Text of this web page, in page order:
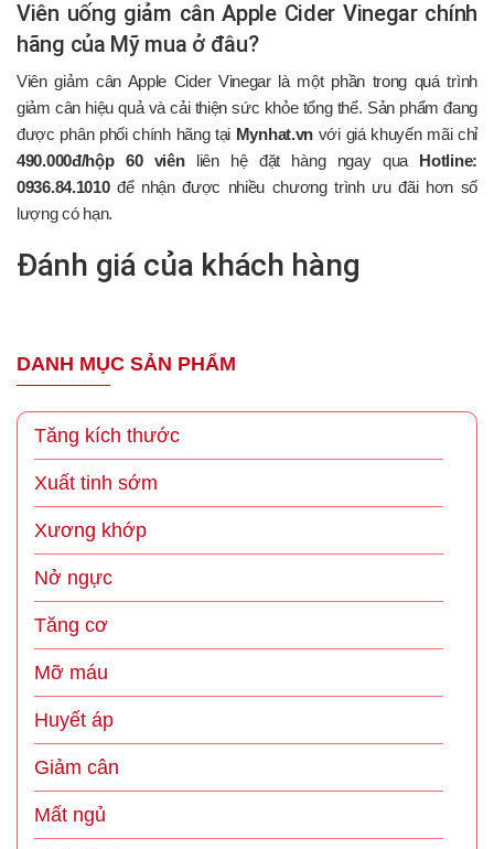
Viên uống giảm cân Apple Cider Vinegar chính
hãng của Mỹ mua ở đâu?
Viên giảm cân Apple Cider Vinegar là một phần trong quá trình
giảm cân hiệu quả và cải thiện sức khỏe tổng thể. Sản phẩm đang
được phân phối chính hãng tại Mynhat.vn với giá khuyến mãi chỉ
490.000đ/hộp 60 viênliên hệ đặt hàng ngay qua
Hotline:
0936.84.1010để nhận được nhiều chương trình ưu đãi hơn số
lượng có hạn.
Đánh giá của khách hàng
DANH MỤC SẢN PHẨM
Tăng kích thước
Xuất tinh sớm
Xương khớp
Nở ngực
Tăng cơ
Mỡ máu
Huyết áp
Giảm cân
Mất ngủ